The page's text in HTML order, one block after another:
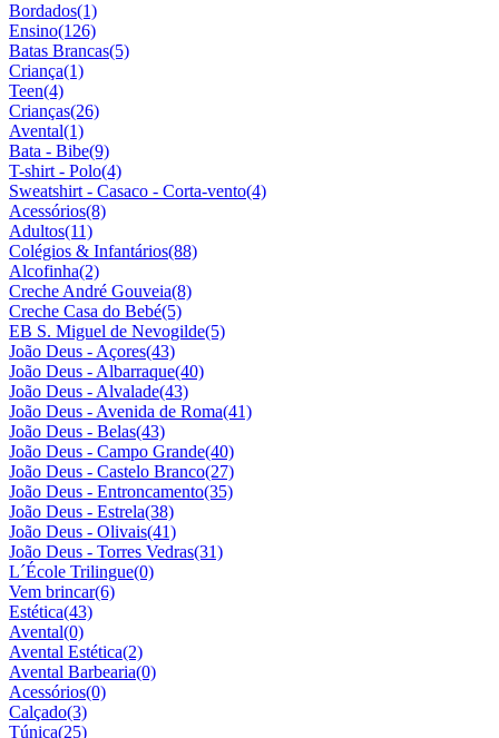
Bordados(1)
Ensino(126)
Batas Brancas(5)
Criança(1)
Teen(4)
Crianças(26)
Avental(1)
Bata - Bibe(9)
T-shirt - Polo(4)
Sweatshirt - Casaco - Corta-vento(4)
Acessórios(8)
Adultos(11)
Colégios & Infantários(88)
Alcofinha(2)
Creche André Gouveia(8)
Creche Casa do Bebé(5)
EB S. Miguel de Nevogilde(5)
João Deus - Açores(43)
João Deus - Albarraque(40)
João Deus - Alvalade(43)
João Deus - Avenida de Roma(41)
João Deus - Belas(43)
João Deus - Campo Grande(40)
João Deus - Castelo Branco(27)
João Deus - Entroncamento(35)
João Deus - Estrela(38)
João Deus - Olivais(41)
João Deus - Torres Vedras(31)
L´École Trilingue(0)
Vem brincar(6)
Estética(43)
Avental(0)
Avental Estética(2)
Avental Barbearia(0)
Acessórios(0)
Calçado(3)
Túnica(25)